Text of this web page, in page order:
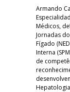
Armando
Médicos,
Jornadas
Fígado
Interna
de